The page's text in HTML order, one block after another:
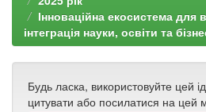
Інноваційна екосистема для
інтеграція науки, освіти та
Будь ласка, використовуйте цей
цитувати або посилатися на цей